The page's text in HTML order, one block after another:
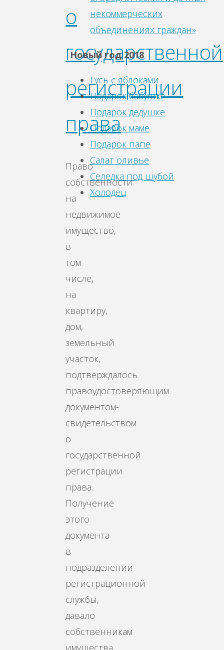
о
государственной
регистрации
права
Право
собственности
на
недвижимое
имущество,
в
том
числе,
на
квартиру,
дом,
земельный
участок,
подтверждалось
правоудостоверяющим
документом-
свидетельством
о
государственной
регистрации
права.
Получение
этого
документа
в
подразделении
регистрационной
службы,
давало
собственникам
имущества
некоммерческих
объединениях граждан»
Новый год 2018
Гусь с яблоками
Подарок бабушке
Подарок дедушке
Подарок маме
Подарок папе
Салат оливье
Селедка под шубой
Холодец